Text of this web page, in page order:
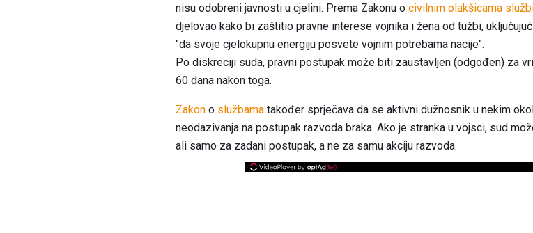
nisu odobreni javnosti u cjelini. Prema Zakonu o civilnim olakšicama
djelovao kako bi zaštitio pravne interese vojnika i žena od tužbi,
"da svoje cjelokupnu energiju posvete vojnim potrebama nacije".
Po diskreciji suda, pravni postupak može biti zaustavljen (odgođen) za
60 dana nakon toga.
Zakon o službama također sprječava da se aktivni dužnosnik u nekim
neodazivanja na postupak razvoda braka. Ako je stranka u vojsci, sud
ali samo za zadani postupak, a ne za samu akciju razvoda.